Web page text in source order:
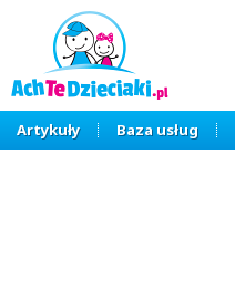
Artykuły Baza usług